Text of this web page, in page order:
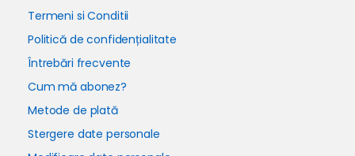
Termeni si Conditii
Politică de confidențialitate
Întrebări frecvente
Cum mă abonez?
Metode de plată
Stergere date personale